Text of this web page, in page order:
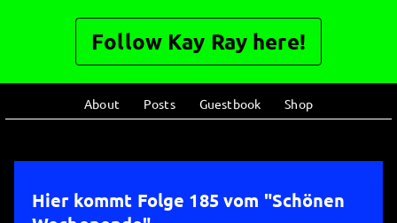
Follow Kay Ray here!
About Posts Guestbook Shop
Hier kommt Folge 185 vom "Schönen